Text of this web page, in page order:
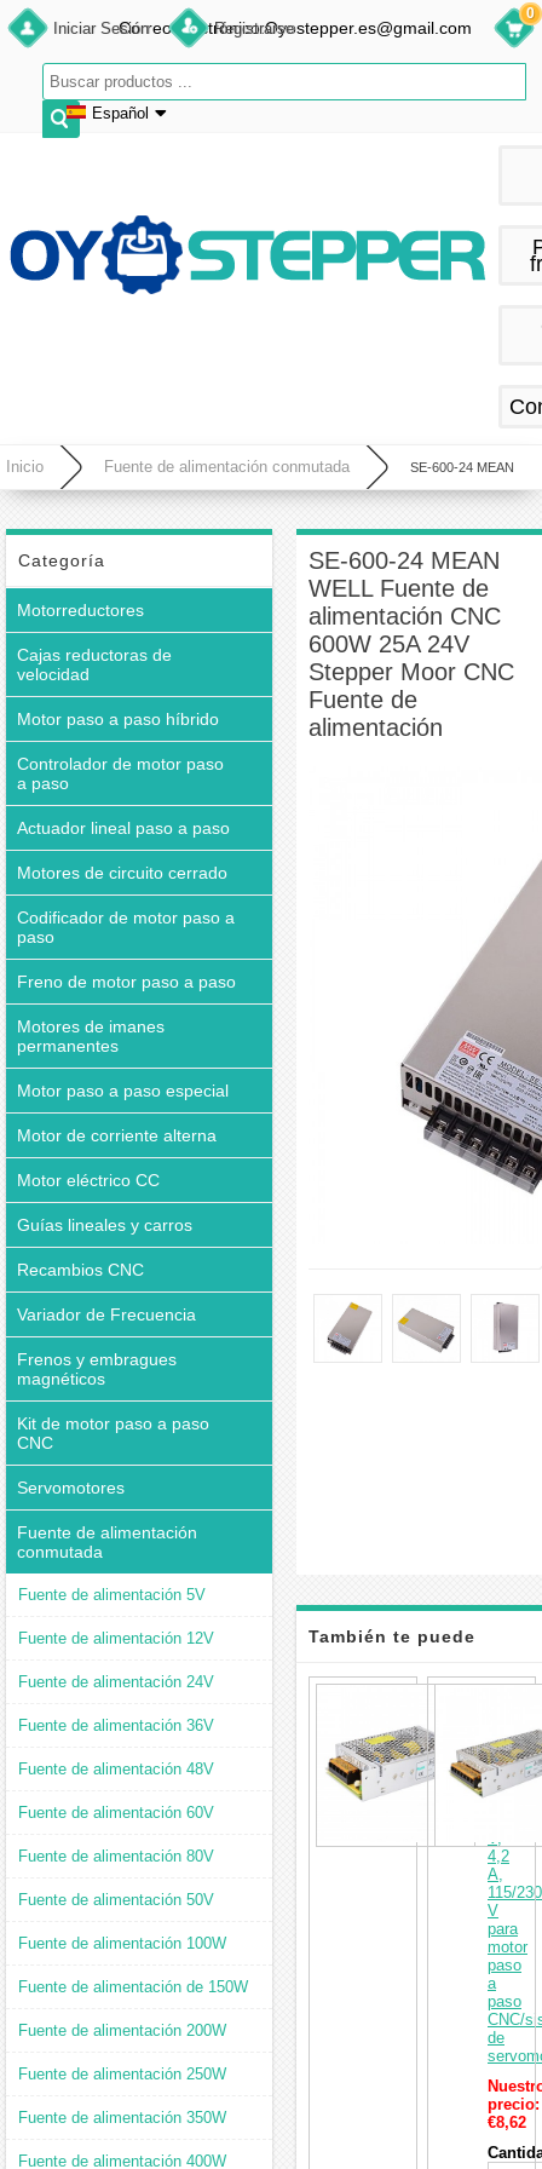
Iniciar Sesión Registrarse
Español
Français
Español
Correo electrónico:Oyostepper.es@gmail.com
0
Inicio Fuente de alimentación conmutada SE-600-24 MEAN
alimentación
Categoría
Motorreductores
Cajas reductoras de
velocidad
Motor paso a paso híbrido
Controlador de motor paso
a paso
Actuador lineal paso a paso
Motores de circuito cerrado
Codificador de motor paso a
paso
Freno de motor paso a paso
Motores de imanes
permanentes
Motor paso a paso especial
Motor de corriente alterna
Motor eléctrico CC
Guías lineales y carros
Recambios CNC
Variador de Frecuencia
Frenos y embragues
magnéticos
Kit de motor paso a paso
CNC
Servomotores
Fuente de alimentación
conmutada
Fuente de alimentación 5V
Fuente de alimentación 12V
Fuente de alimentación 24V
Fuente de alimentación 36V
Fuente de alimentación 48V
Fuente de alimentación 60V
Fuente de alimentación 80V
Fuente de alimentación 50V
Fuente de alimentación 100W
Fuente de alimentación de 150W
Fuente de alimentación 200W
Fuente de alimentación 250W
Fuente de alimentación 350W
Fuente de alimentación 400W
SE-600-24 MEAN
WELL Fuente de
alimentación CNC
600W 25A 24V
Stepper Moor CNC
Fuente de
alimentación
También te puede
interesar
de
50
W,
V,
4,2
A,
115/230
V
para
motor
paso
a
paso
CNC/
de
precio:
€8,62